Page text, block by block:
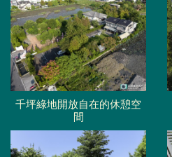
千坪綠地開放自在的休憩空
間